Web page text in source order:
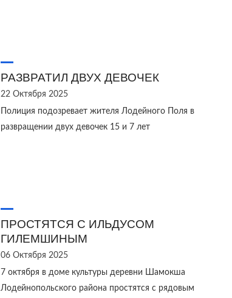
РАЗВРАТИЛ ДВУХ ДЕВОЧЕК
22 Октября 2025
Полиция подозревает жителя Лодейного Поля в
развращении двух девочек 15 и 7 лет
ПРОСТЯТСЯ С ИЛЬДУСОМ
ГИЛЕМШИНЫМ
06 Октября 2025
7 октября в доме культуры деревни Шамокша
Лодейнопольского района простятся с рядовым